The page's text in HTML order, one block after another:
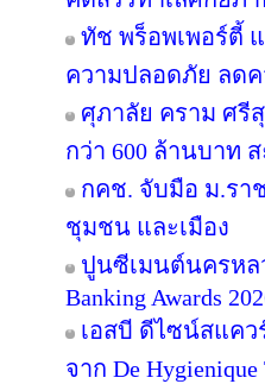
ทัช พร็อพเพอร์ตี้
ความปลอดภัย ลดค
ศุภาลัย คราม ศรี
กว่า 600 ล้านบาท
กคช. จับมือ ม.ร
ชุมชน และเมือง
ปูนซีเมนต์นครหล
Banking Awards
เอสบี ดีไซน์สแค
จาก De